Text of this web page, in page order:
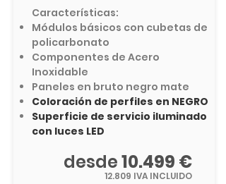
Características:
Módulos básicos con cubetas de
policarbonato
​Componentes de Acero
Inoxidable
Paneles en bruto negro mate
Coloración de perfiles en NEGRO
Superficie de servicio iluminado
con luces LED
12.809 IVA INCLUIDO
desde10.499 €